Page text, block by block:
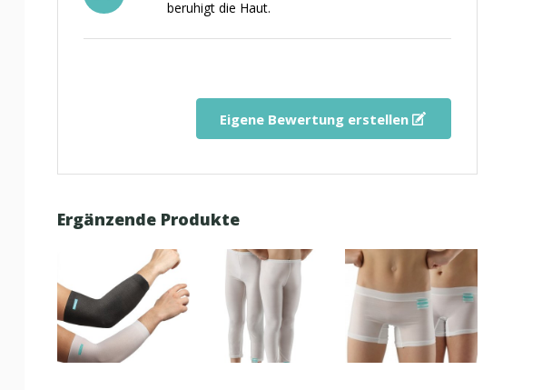
beruhigt die Haut.
Eigene Bewertung erstellen
Ergänzende Produkte